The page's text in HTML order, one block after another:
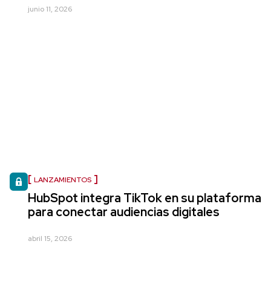
junio 11, 2026
LANZAMIENTOS
HubSpot integra TikTok en su plataforma
para conectar audiencias digitales
abril 15, 2026